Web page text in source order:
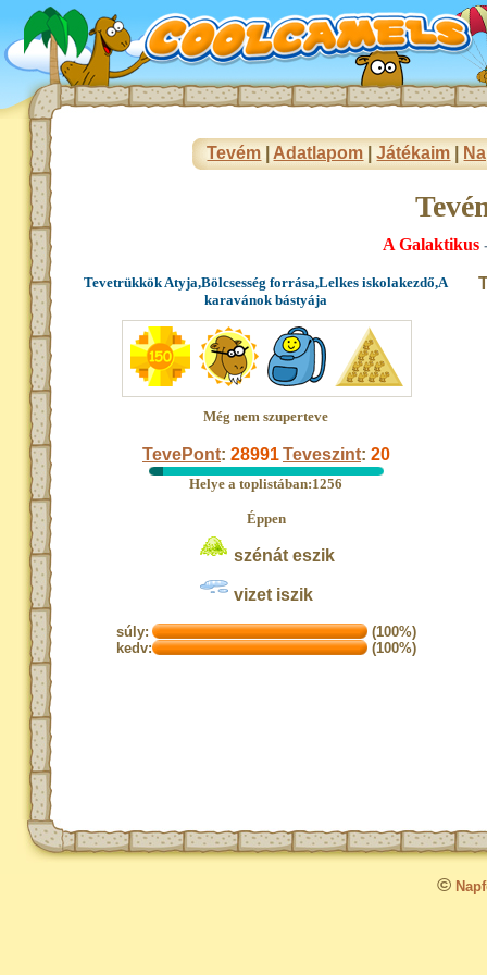
Tevém Adatlapom |Játékaim
A Galaktikus
Tevetrükkök Atyja,Bölcsesség forrása,Lelkes iskolakezdő,A
karavánok bástyája
Még nem szuperteve
TevePont: 28991Teveszint: 20
Helye a toplistában:1256
Éppen
szénát eszik
vizet iszik
súly:
(100%)
kedv:
(100%)
©